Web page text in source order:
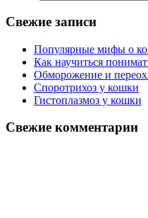
Свежие записи
Популярные мифы о
Как научиться
Обморожение и
Споротрихоз у кошки
Гистоплазмоз у кошки
Свежие комментарии